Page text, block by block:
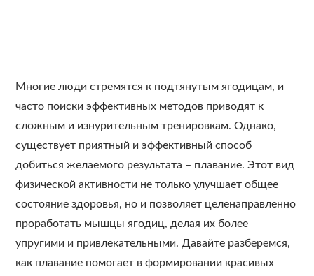
Многие люди стремятся к подтянутым ягодицам, и
часто поиски эффективных методов приводят к
сложным и изнурительным тренировкам. Однако,
существует приятный и эффективный способ
добиться желаемого результата – плавание. Этот вид
физической активности не только улучшает общее
состояние здоровья, но и позволяет целенаправленно
проработать мышцы ягодиц, делая их более
упругими и привлекательными. Давайте разберемся,
как плавание помогает в формировании красивых